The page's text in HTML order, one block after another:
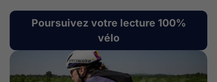
Poursuivez votre lecture 100%
vélo